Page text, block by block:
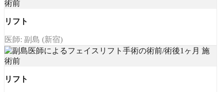
リフト
医師: 副島 (新宿)
リフト